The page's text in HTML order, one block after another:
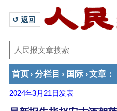
↺ 返回
首页 › 分栏目 › 国际 › 文章 ：
2024年3月21日 发表